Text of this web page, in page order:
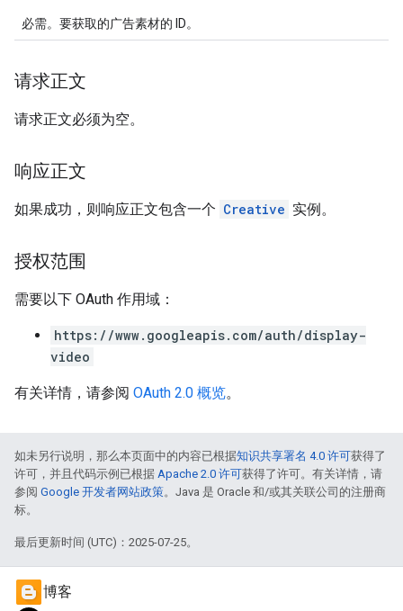
必需。要获取的广告素材的 ID。
请求正文
请求正文必须为空。
响应正文
如果成功，则响应正文包含一个 Creative 实例。
授权范围
需要以下 OAuth 作用域：
https://www.googleapis.com/auth/display-
video
有关详情，请参阅 OAuth 2.0 概览。
如未另行说明，那么本页面中的内容已根据知识共享署名 4.0 许可获得了
许可，并且代码示例已根据 Apache 2.0 许可获得了许可。有关详情，请
参阅 Google 开发者网站政策。Java 是 Oracle 和/或其关联公司的注册商
标。
最后更新时间 (UTC)：2025-07-25。
博客